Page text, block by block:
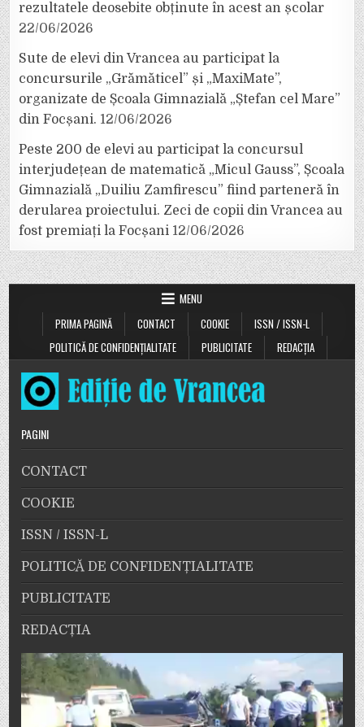
rezultatele deosebite obținute în acest an școlar
22/06/2026
Sute de elevi din Vrancea au participat la
concursurile „Grămăticel” și „MaxiMate”,
organizate de Școala Gimnazială „Ștefan cel Mare”
din Focșani. 12/06/2026
Peste 200 de elevi au participat la concursul
interjudețean de matematică „Micul Gauss”, Școala
Gimnazială „Duiliu Zamfirescu” fiind parteneră în
derularea proiectului. Zeci de copii din Vrancea au
fost premiați la Focșani 12/06/2026
MENU
PRIMA PAGINĂ
CONTACT COOKIE
ISSN / ISSN-L
POLITICĂ DE CONFIDENȚIALITATE
PUBLICITATE REDACȚIA
PAGINI
CONTACT
COOKIE
ISSN / ISSN-L
POLITICĂ DE CONFIDENȚIALITATE
PUBLICITATE
REDACȚIA